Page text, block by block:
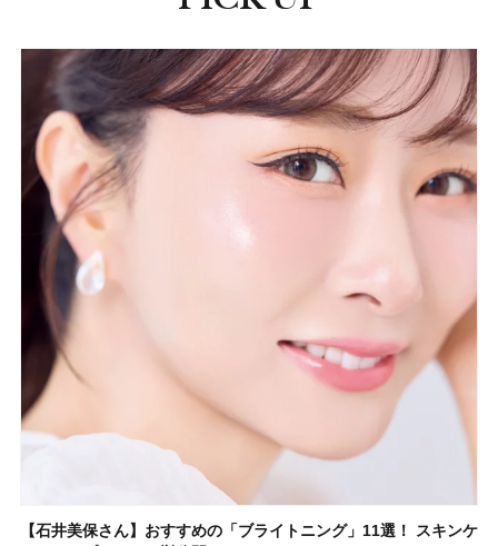
【石井美保さん】おすすめの「ブライトニング」11選！ スキンケ